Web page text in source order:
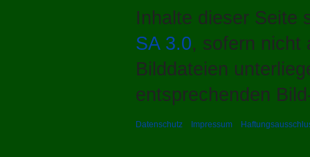
Inhalte dieser Seite
SA 3.0, sofern nicht
Bilddateien
entsprechenden
Datenschutz Impressum